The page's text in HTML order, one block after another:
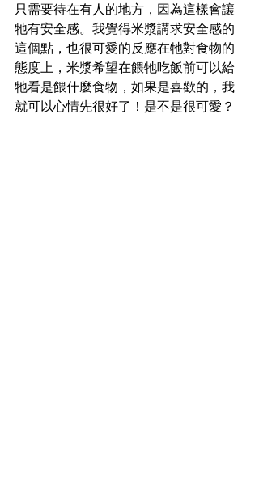
只需要待在有人的地方，因為這樣會讓
牠有安全感。我覺得米漿講求安全感的
這個點，也很可愛的反應在牠對食物的
態度上，米漿希望在餵牠吃飯前可以給
牠看是餵什麼食物，如果是喜歡的，我
就可以心情先很好了！是不是很可愛？